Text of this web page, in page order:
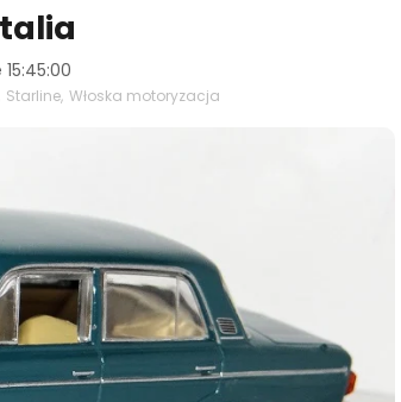
15:45:00
Starline, Włoska motoryzacja